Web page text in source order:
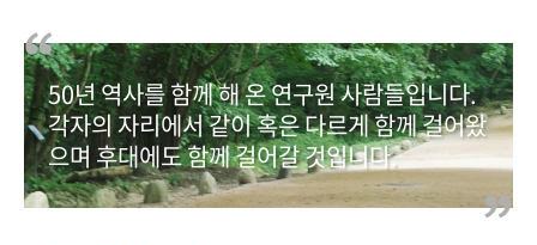
기록물 아카이브
사진 아카이브 문서 기록물 행정박물 영상 기록물
50+1주년 기념
+1
50년 역사를 함께 해 온 연구원 사람들입니다.
각자의 자리에서 같이 혹은 다르게 함께 걸어왔
으며 후대에도 함께 걸어갈 것입니다.